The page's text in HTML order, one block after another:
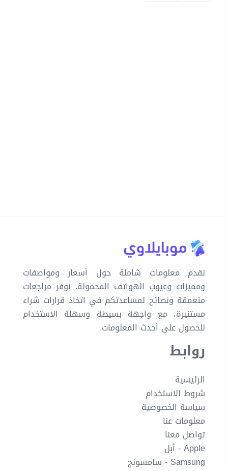
نقدم معلومات شاملة حول أسعار ومواصفات
ومميزات وعيوب الهواتف المحمولة. نوفر مراجعات
متعمقة ونصائح لمساعدتكم في اتخاذ قرارات شراء
مستنيرة، مع واجهة بسيطة وسهلة الاستخدام
للحصول على أحدث المعلومات.
روابط
الرئيسية
شروط الاستخدام
سياسة الخصوصية
معلومات عنا
تواصل معنا
Apple - أبل
Samsung - سامسونج